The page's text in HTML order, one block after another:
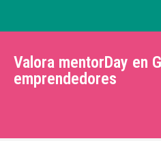
Valora mentorDay en
emprendedores